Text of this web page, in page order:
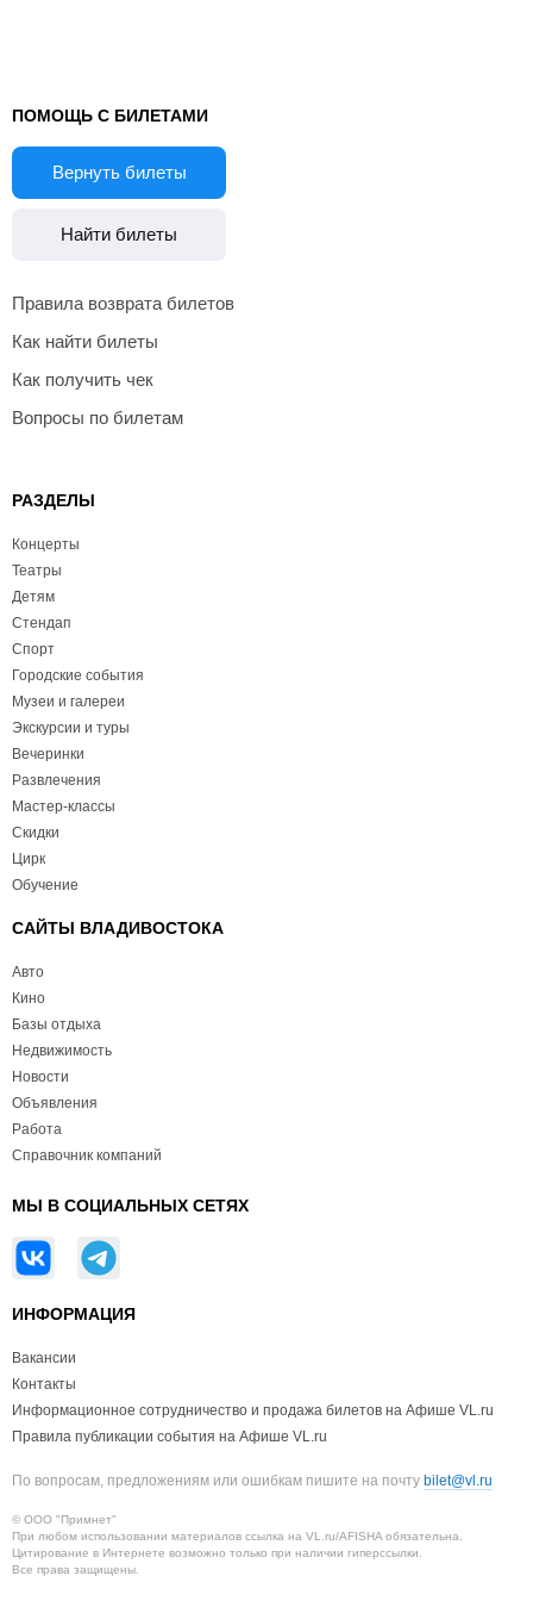
ПОМОЩЬ С БИЛЕТАМИ
Вернуть билеты
Найти билеты
Правила возврата билетов
Как найти билеты
Как получить чек
Вопросы по билетам
РАЗДЕЛЫ
Концерты
Театры
Детям
Стендап
Спорт
Городские события
Музеи и галереи
Экскурсии и туры
Вечеринки
Развлечения
Мастер-классы
Скидки
Цирк
Обучение
САЙТЫ ВЛАДИВОСТОКА
Авто
Кино
Базы отдыха
Недвижимость
Новости
Объявления
Работа
Справочник компаний
МЫ В СОЦИАЛЬНЫХ СЕТЯХ
ИНФОРМАЦИЯ
Вакансии
Контакты
Информационное сотрудничество и продажа билетов на Афише VL.ru
Правила публикации события на Афише VL.ru
По вопросам, предложениям или ошибкам пишите на почту bilet@vl.ru
© ООО "Примнет"
При любом использовании материалов ссылка на VL.ru/AFISHA обязательна.
Цитирование в Интернете возможно только при наличии гиперссылки.
Все права защищены.